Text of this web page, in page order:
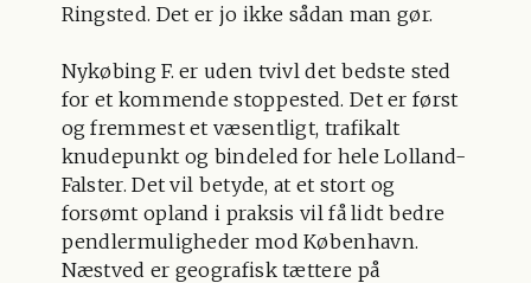
Ringsted. Det er jo ikke sådan man gør.
Nykøbing F. er uden tvivl det bedste sted
for et kommende stoppested. Det er først
og fremmest et væsentligt, trafikalt
knudepunkt og bindeled for hele Lolland-
Falster. Det vil betyde, at et stort og
forsømt opland i praksis vil få lidt bedre
pendlermuligheder mod København.
Næstved er geografisk tættere på